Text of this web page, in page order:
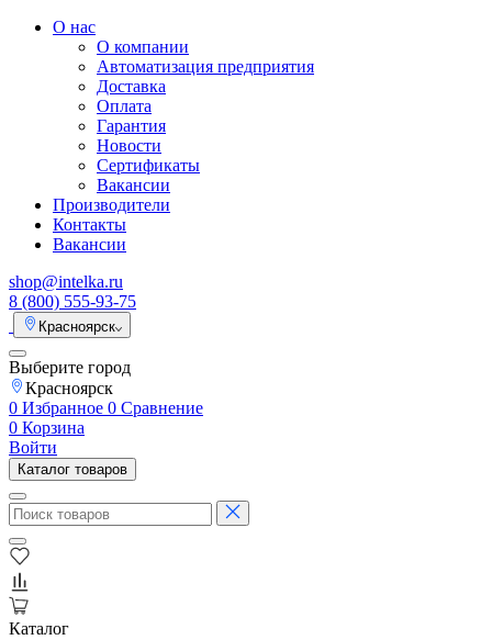
О нас
О компании
Автоматизация предприятия
Доставка
Оплата
Гарантия
Новости
Сертификаты
Вакансии
Производители
Контакты
Вакансии
shop@intelka.ru
8 (800) 555-93-75
Красноярск
Выберите город
Красноярск
0 Избранное 0 Сравнение
0 Корзина
Войти
Каталог товаров
Каталог